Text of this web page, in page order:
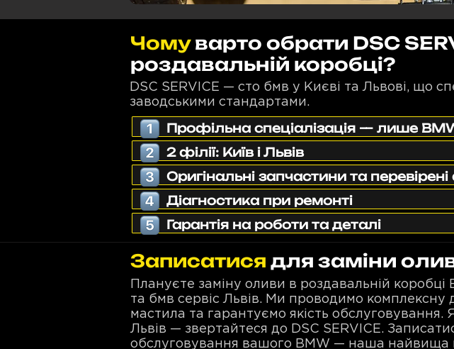
Чомуварто обрати DSC
роздавальній коробці?
DSC SERVICE — сто бмв у Києві та Львові, що
заводськими стандартами.
Профільна спеціалізація — лише
2 філії: Київ і Львів
Оригінальні запчастини та
Діагностика при ремонті
Гарантія на роботи та деталі
Записатися для заміни
Плануєте заміну оливи в роздавальній
та бмв сервіс Львів. Ми проводимо комплексну
мастила та гарантуємо якість
Львів — звертайтеся до DSC SERVICE.
обслуговування вашого BMW — наша найвища